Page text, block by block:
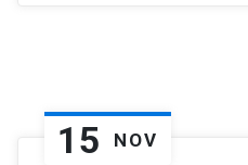
15 NOV